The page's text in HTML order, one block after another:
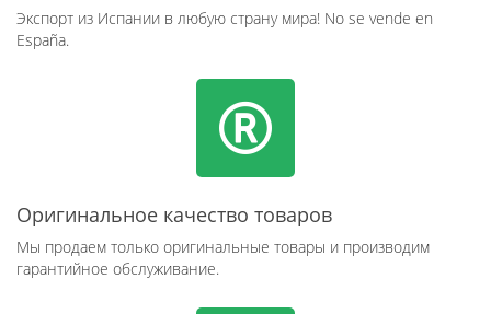
Экспорт из Испании в любую страну мира! No se vende en
España.
Оригинальное качество товаров
Мы продаем только оригинальные товары и производим
гарантийное обслуживание.